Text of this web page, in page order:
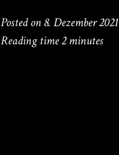
Posted on8. Dezember 2021
Reading time2 minutes